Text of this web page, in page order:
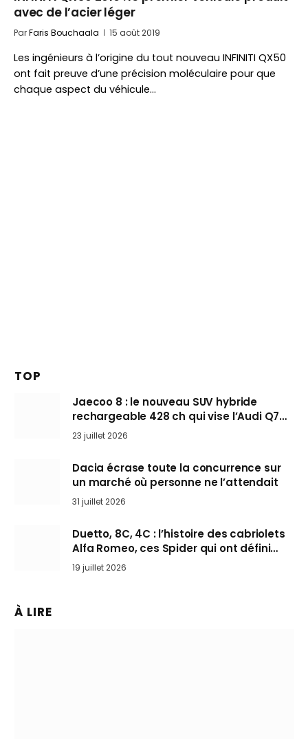
avec de l’acier léger
ParFaris Bouchaala 15 août 2019
Les ingénieurs à l’origine du tout nouveau INFINITI QX50
ont fait preuve d’une précision moléculaire pour que
chaque aspect du véhicule…
TOP
Jaecoo 8 : le nouveau SUV hybride
rechargeable 428 ch qui vise l’Audi Q7
arrive en Europe cet automne
23 juillet 2026
Dacia écrase toute la concurrence sur
un marché où personne ne l’attendait
31 juillet 2026
Duetto, 8C, 4C : l’histoire des cabriolets
Alfa Romeo, ces Spider qui ont défini
l’art de rouler cheveux au vent
19 juillet 2026
À LIRE